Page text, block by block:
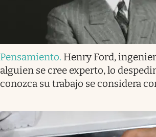
Pensamiento. Henry Ford,
alguien se cree experto, lo
conozca su trabajo se considera